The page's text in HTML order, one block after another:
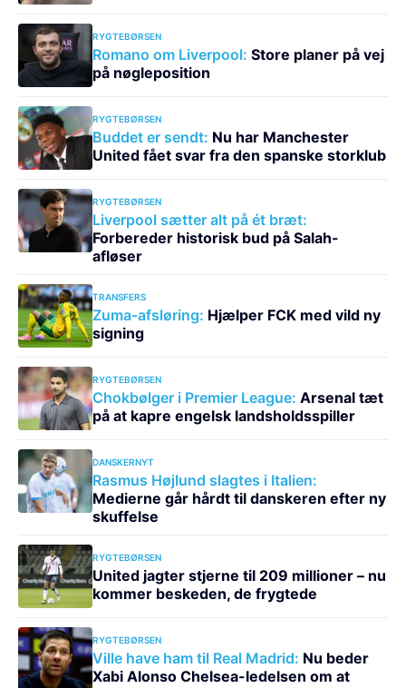
RYGTEBØRSEN
Romano om Liverpool: Store planer på vej
på nøgleposition
RYGTEBØRSEN
Buddet er sendt: Nu har Manchester
United fået svar fra den spanske storklub
RYGTEBØRSEN
Liverpool sætter alt på ét bræt:
Forbereder historisk bud på Salah-
afløser
TRANSFERS
Zuma-afsløring: Hjælper FCK med vild ny
signing
RYGTEBØRSEN
Chokbølger i Premier League: Arsenal tæt
på at kapre engelsk landsholdsspiller
DANSKERNYT
Rasmus Højlund slagtes i Italien:
Medierne går hårdt til danskeren efter ny
skuffelse
RYGTEBØRSEN
United jagter stjerne til 209 millioner – nu
kommer beskeden, de frygtede
RYGTEBØRSEN
Ville have ham til Real Madrid: Nu beder
Xabi Alonso Chelsea-ledelsen om at